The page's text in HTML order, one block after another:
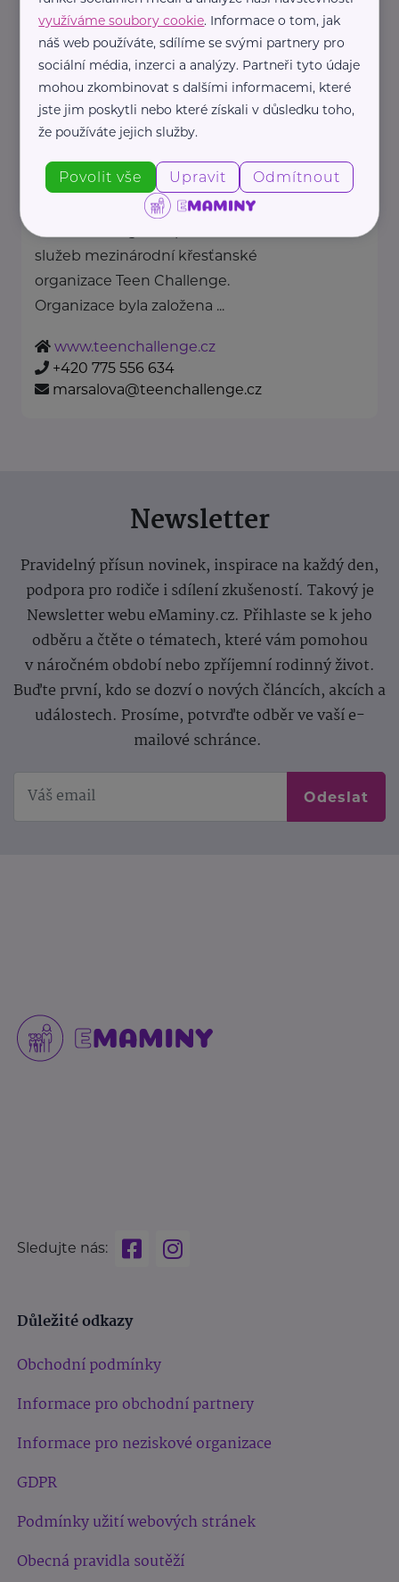
Strojnická 27 Praha 7 - Holešovice
https://www.policie.cz/
+420 974 811 111
pp.tisk@pcr.cz
Cejl 18 Brno
Teen Challenge ČR patří do sítě
služeb mezinárodní křesťanské
organizace Teen Challenge.
Organizace byla založena ...
www.teenchallenge.cz
+420 775 556 634
marsalova@teenchallenge.cz
Newsletter
Pravidelný přísun novinek, inspirace na každý den,
podpora pro rodiče i sdílení zkušeností. Takový je
Newsletter webu eMaminy.cz. Přihlaste se k jeho
odběru a čtěte o tématech, které vám pomohou
v náročném období nebo zpříjemní rodinný život.
Buďte první, kdo se dozví o nových článcích, akcích a
událostech. Prosíme, potvrďte odběr ve vaší e-
mailové schránce.
Odeslat
Sledujte nás:
Důležité odkazy
Obchodní podmínky
Informace pro obchodní partnery
Informace pro neziskové organizace
GDPR
Podmínky užití webových stránek
Obecná pravidla soutěží
využíváme soubory cookie. Informace o tom, jak
náš web používáte, sdílíme se svými partnery pro
sociální média, inzerci a analýzy. Partneři tyto údaje
mohou zkombinovat s dalšími informacemi, které
jste jim poskytli nebo které získali v důsledku toho,
že používáte jejich služby.
Povolit vše Upravit Odmítnout